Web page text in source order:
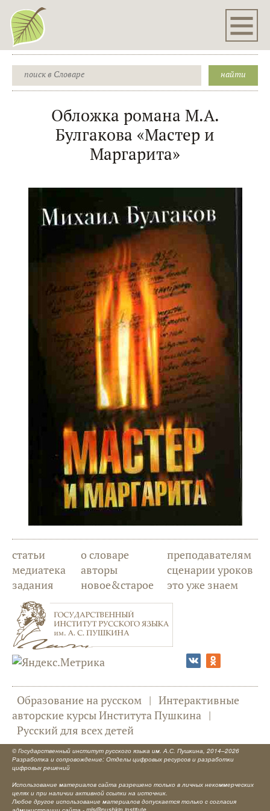
Обложка романа М.А.
Булгакова «Мастер и
Маргарита»
статьи
медиатека
задания
о словаре
авторы
новое&старое
преподавателям
сценарии уроков
это уже знаем
Образование на русском | Интерактивные
авторские курсы Института Пушкина |
Русский для всех детей
© Государственный институт русского языка им. А.С. Пушкина, 2014–2026
Разработка и сопровождение: Отделы цифровых ресурсов и разработки
цифровых решений
Использование материалов сайта разрешено только в личных некоммерческих
целях и при наличии активной ссылки на источник.
Любое другое использование материалов допускается только с согласия